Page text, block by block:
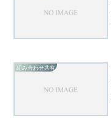
組み合わせ共有